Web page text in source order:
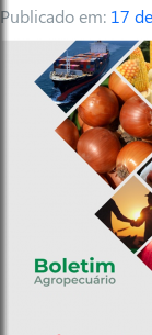
Publicado em: 17